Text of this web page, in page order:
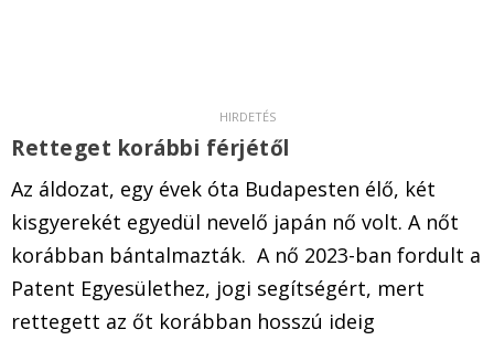
Retteget korábbi férjétől
Az áldozat, egy évek óta Budapesten élő, két
kisgyerekét egyedül nevelő japán nő volt. A nőt
korábban bántalmazták. A nő 2023-ban fordult a
Patent Egyesülethez, jogi segítségért, mert
rettegett az őt korábban hosszú ideig